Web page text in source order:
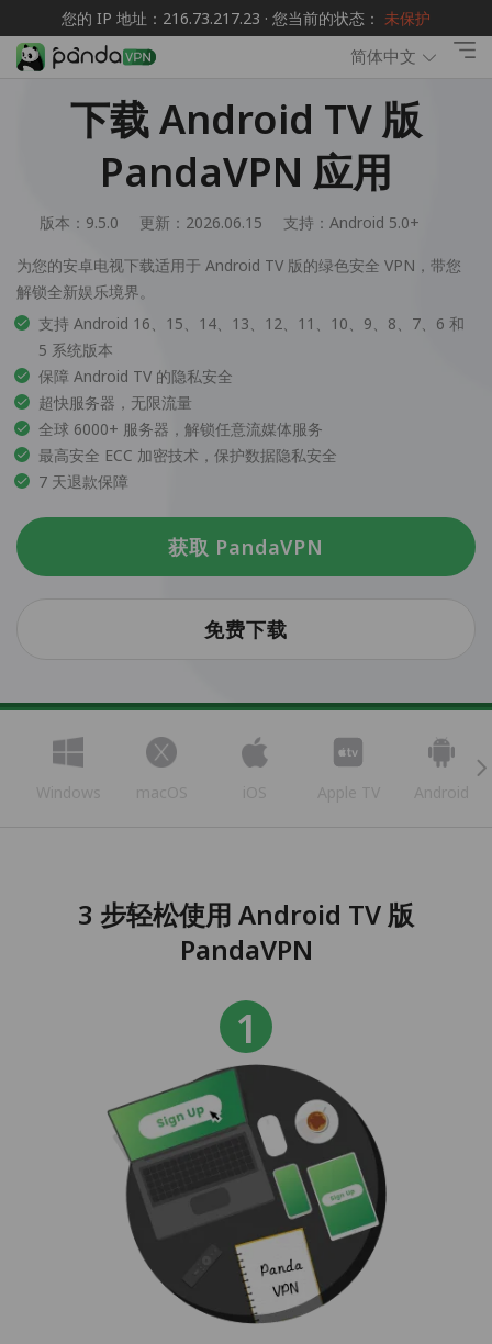
您的 IP 地址：216.73.217.23 · 您当前的状态： 未保护
简体中文
下载 Android TV 版
PandaVPN 应用
版本：9.5.0 更新：2026.06.15 支持： Android 5.0+
为您的安卓电视下载适用于 Android TV 版的绿色安全 VPN，带您
解锁全新娱乐境界。
支持 Android 16、15、14、13、12、11、10、9、8、7、6 和
5 系统版本
保障 Android TV 的隐私安全
超快服务器，无限流量
全球 6000+ 服务器，解锁任意流媒体服务
最高安全 ECC 加密技术，保护数据隐私安全
7 天退款保障
获取 PandaVPN
免费下载
Windows macOS iOS Apple TV Android
3 步轻松使用 Android TV 版
PandaVPN